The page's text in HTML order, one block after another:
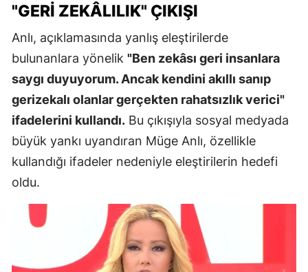
"GERI ZEKÂLILIK" ÇIKIŞI
Anlı, açıklamasında yanlış eleştirilerde
bulunanlara yönelik "Ben zekâsı geri insanlara
saygı duyuyorum. Ancak kendini akıllı sanıp
gerizekalı olanlar gerçekten rahatsızlık verici"
ifadelerini kullandı. Bu çıkışıyla sosyal medyada
büyük yankı uyandıran Müge Anlı, özellikle
kullandığı ifadeler nedeniyle eleştirilerin hedefi
oldu.